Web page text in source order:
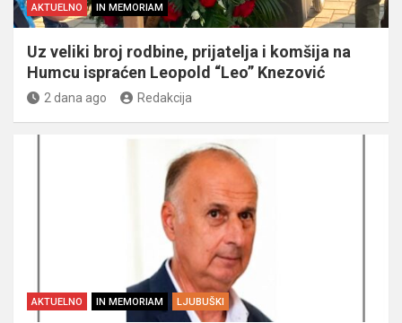
AKTUELNO IN MEMORIAM
Uz veliki broj rodbine, prijatelja i komšija na
Humcu ispraćen Leopold “Leo” Knezović
2 dana ago Redakcija
AKTUELNO IN MEMORIAM LJUBUŠKI